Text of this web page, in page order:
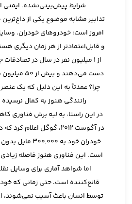
شرایط پیش‌بینی‌نشده، ایمنی
تدابیر مشابه موضوع یکی از
امروز است: خودروهای خودران.
و قابل‌اعتمادتر از هر زمان دیگری
از 1 میلیون نفر در سال در
دست می‌دهند
چرا؟ عمدتاً به این دلیل که یک
رانندگی هنوز به کمال
در این راستا، به لبه برش
در آگوست 2012، گوگل
خودران خود به
است. این فناوری هنوز فاصله زیادی
اما شواهد آماری برای وسایل
قانع‌کننده است. حتی زمانی که
توسط انسان باعث آسیب نمی‌شوند،